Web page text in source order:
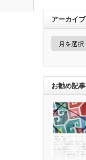
アーカイブ
お勧め記事